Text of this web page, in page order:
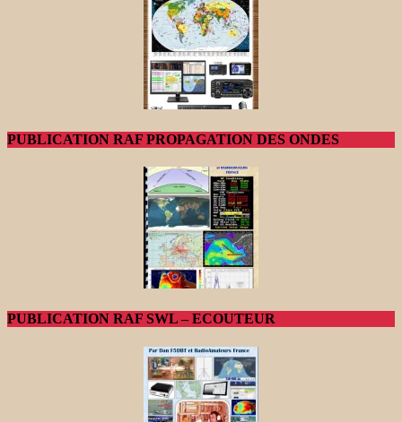
PUBLICATION RAF PROPAGATION DES ONDES
PUBLICATION RAF SWL – ECOUTEUR